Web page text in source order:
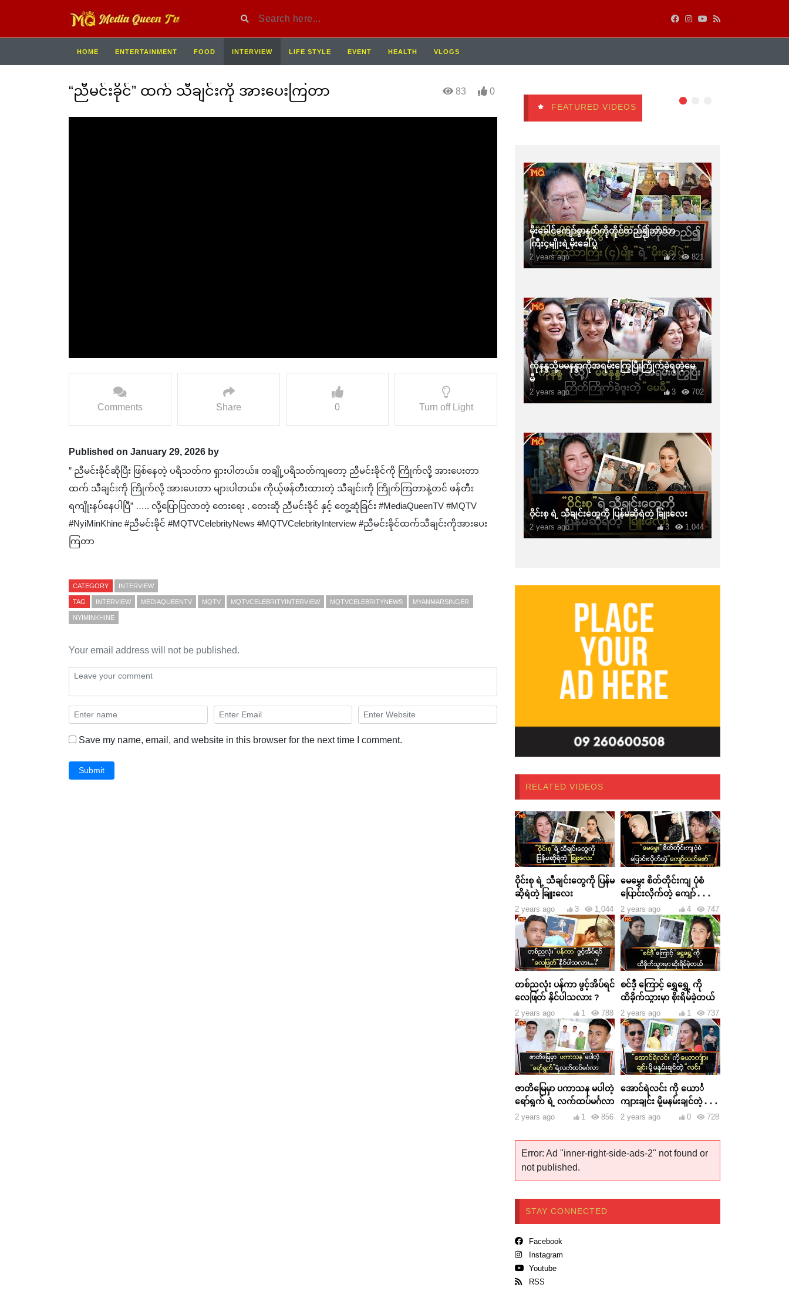
HOME ENTERTAINMENT FOOD INTERVIEW LIFE STYLE EVENT HEALTH VLOGS
“ညီမင်းခိုင်” ထက် သီချင်းကို အားပေးကြတာ 83 0
Comments Share 0 Turn off Light
Published on January 29, 2026 by
” ညီမင်းခိုင်ဆိုပြီး ဖြစ်နေတဲ့ ပရိသတ်က ရှားပါတယ်။ တချို့ပရိသတ်ကျတော့ ညီမင်းခိုင်ကို ကြိုက်လို့ အားပေးတာ
ထက် သီချင်းကို ကြိုက်လို့ အားပေးတာ များပါတယ်။ ကိုယ့်ဖန်တီးထားတဲ့ သီချင်းကို ကြိုက်ကြတာနဲ့တင် ဖန်တီး
ရကျိုးနပ်နေပါပြီ” ….. လို့ပြောပြလာတဲ့ တေးရေး , တေးဆို ညီမင်းခိုင် နှင့် တွေ့ဆုံခြင်း #MediaQueenTV #MQTV
#NyiMinKhine #ညီမင်းခိုင် ‎#MQTVCelebrityNews ‎#MQTVCelebrityInterview #ညီမင်းခိုင်ထက်သီချင်းကိုအားပေး
ကြတာ
CATEGORY INTERVIEW
TAG INTERVIEW MEDIAQUEENTV MQTV MQTVCELEBRITYINTERVIEW MQTVCELEBRITYNEWS MYANMARSINGER
NYIMINKHINE
Your email address will not be published.
Save my name, email, and website in this browser for the next time I comment.
Submit
FEATURED VIDEOS
မိုးခေါင်ကျော်စွာနတ်ကိုတိုင်တည်၍ဘာသာ
ကြီး၄မျိုးရဲ့မိုးခေါ်ပွဲ
2 years ago 821
2
ကိုနန္ဒသို့မမနန္ဒာကိုအရမ်းကြွေပြီးကြိုက်ခဲ့ရတဲ့မေ
မီ
2 years ago 702
3
ဝိုင်းစု ရဲ့ သီချင်းတွေကို ပြန်မဆိုရဲတဲ့ ခြူးလေး
2 years ago 1,044
3
RELATED VIDEOS
ဝိုင်းစု ရဲ့ သီချင်းတွေကို ပြန်မ
ဆိုရဲတဲ့ ခြူးလေး
2 years ago 1,044
3
မေမွှေး စိတ်တိုင်းကျ ပုံစံ
ပြောင်းလိုက်တဲ့ ကျော်ထက်
ဇော်
2 years ago 747
4
တစ်ညလုံး ပန်ကာ ဖွင့်အိပ်ရင်
လေဖြတ် နိုင်ပါသလား ?
2 years ago 788
1
စင်ဒီ့ ကြောင့် ရွှေရွှေ့ ကို
ထိခိုက်သွားမှာ စိုးရိမ်ခဲ့တယ်
2 years ago 737
1
ဇာတိမြေမှာ ပကာသန မပါတဲ့
ရော်ရွက် ရဲ့ လက်ထပ်မင်္ဂလာ
2 years ago 856
1
အောင်ရဲလင်း ကို ယောင်္
ကျားချင်း မို့မနမ်းချင်တဲ့
လင်း
2 years ago 728
0
Error: Ad "inner-right-side-ads-2" not found or
not published.
STAY CONNECTED
Facebook
Instagram
Youtube
RSS